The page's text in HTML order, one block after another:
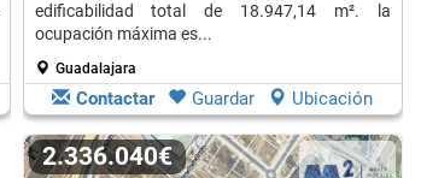
edificabilidad total de 18.947,14 m². la
ocupación máxima es...
Guadalajara
Contactar Guardar Ubicación
2.336.040€